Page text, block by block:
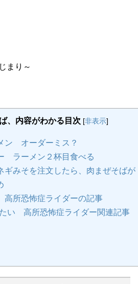
まり～
、内容がわかる目次 [非表示]
ン オーダーミス？
ラーメン２杯目食べる
ギみそを注文したら、肉まぜそばが
所恐怖症ライダーの記事
い 高所恐怖症ライダー関連記事